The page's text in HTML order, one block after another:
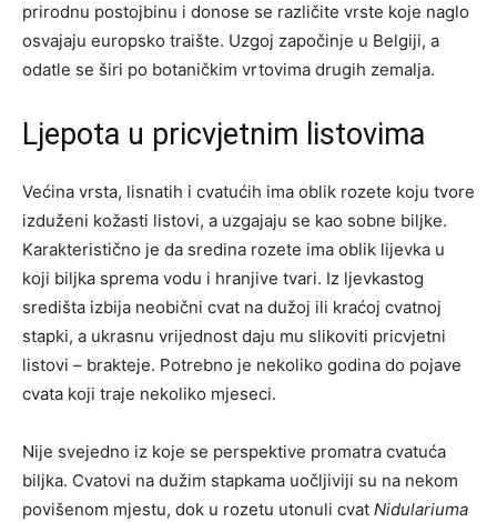
prirodnu postojbinu i donose se različite vrste koje naglo
osvajaju europsko traište. Uzgoj započinje u Belgiji, a
odatle se širi po botaničkim vrtovima drugih zemalja.
Ljepota u pricvjetnim listovima
Većina vrsta, lisnatih i cvatućih ima oblik rozete koju tvore
izduženi kožasti listovi, a uzgajaju se kao sobne biljke.
Karakteristično je da sredina rozete ima oblik lijevka u
koji biljka sprema vodu i hranjive tvari. Iz ljevkastog
središta izbija neobični cvat na dužoj ili kraćoj cvatnoj
stapki, a ukrasnu vrijednost daju mu slikoviti pricvjetni
listovi – brakteje. Potrebno je nekoliko godina do pojave
cvata koji traje nekoliko mjeseci.
Nije svejedno iz koje se perspektive promatra cvatuća
biljka. Cvatovi na dužim stapkama uočljiviji su na nekom
povišenom mjestu, dok u rozetu utonuli cvat Nidulariuma